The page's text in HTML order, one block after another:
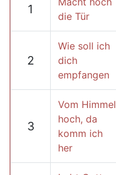
1
die Tür
2
Wie soll ich
dich
empfangen
3
Vom Himmel
hoch, da
komm ich
her